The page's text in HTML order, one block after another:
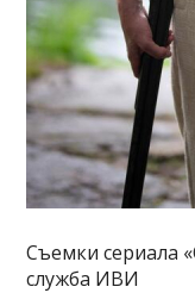
Съемки сериала
служба ИВИ